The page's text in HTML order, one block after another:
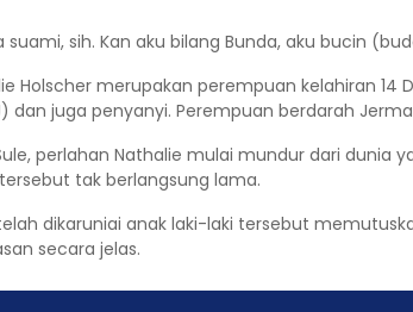
sih. Kan aku bilang Bunda, aku bucin
Holscher merupakan perempuan kelahiran
dan juga penyanyi. Perempuan berdarah
perlahan Nathalie mulai mundur dari
tak berlangsung lama.
dikaruniai anak laki-laki tersebut
secara jelas.